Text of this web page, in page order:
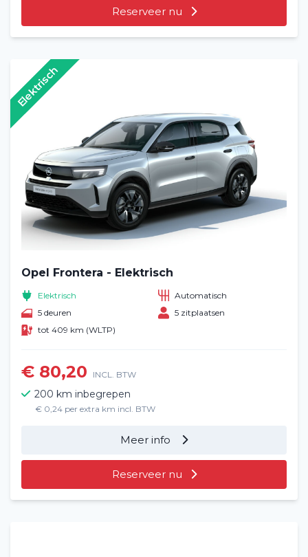
Reserveer nu
Opel Frontera - Elektrisch
Elektrisch
Automatisch
5 deuren
5 zitplaatsen
tot 409 km (WLTP)
€ 80,20 INCL. BTW
200 km inbegrepen
€ 0,24 per extra km incl. BTW
Meer info
Reserveer nu
Elektrisch